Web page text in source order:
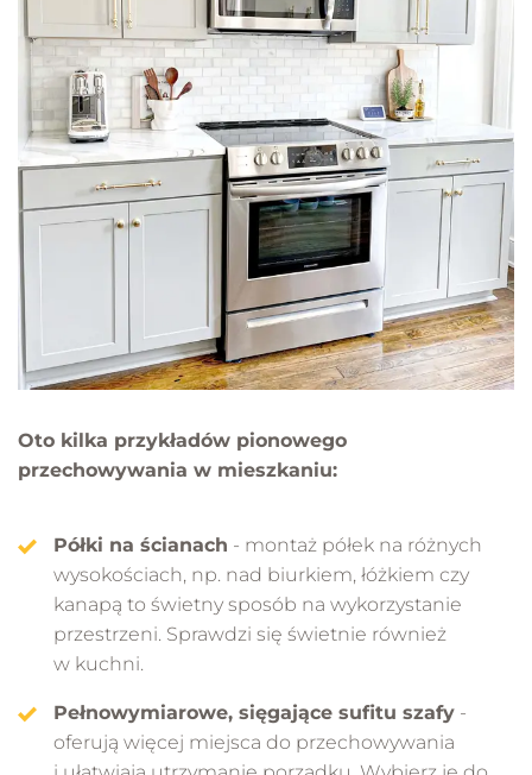
Oto kilka przykładów pionowego
przechowywania w mieszkaniu:
Półki na ścianach - montaż półek na różnych
wysokościach, np. nad biurkiem, łóżkiem czy
kanapą to świetny sposób na wykorzystanie
przestrzeni. Sprawdzi się świetnie również
w kuchni.
Pełnowymiarowe, sięgające sufitu szafy -
oferują więcej miejsca do przechowywania